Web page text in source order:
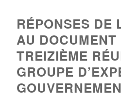
RÉPONSES DE
AU DOCUMENT
TREIZIÈME
GROUPE